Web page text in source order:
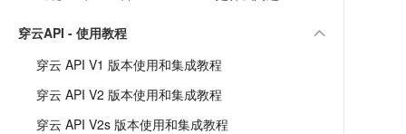
穿云API - 使用教程
穿云 API V1 版本使用和集成教程
穿云 API V2 版本使用和集成教程
穿云 API V2s 版本使用和集成教程